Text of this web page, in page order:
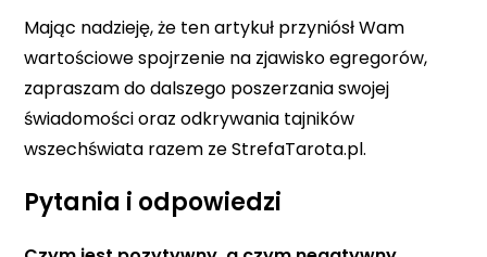
Mając nadzieję, że ten artykuł przyniósł Wam
wartościowe spojrzenie na zjawisko egregorów,
zapraszam do dalszego poszerzania swojej
świadomości oraz odkrywania tajników
wszechświata razem ze StrefaTarota.pl.
Pytania i odpowiedzi